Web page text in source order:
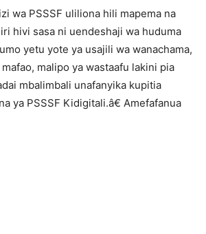
wa PSSSF uliliona hili mapema na
hivi sasa ni uendeshaji wa huduma
yetu yote ya usajili wa wanachama,
malipo ya wastaafu lakini pia
mbalimbali unafanyika kupitia
ya PSSSF Kidigitali.â€ Amefafanua